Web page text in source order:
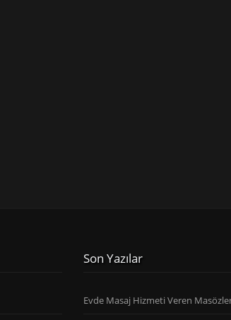
Son Yazılar
Evde Masaj Hizmeti Veren